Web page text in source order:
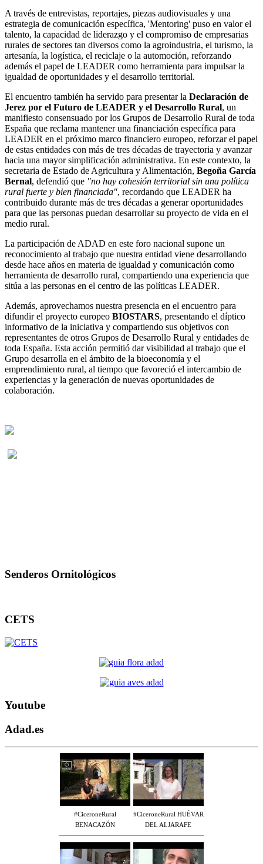
A través de entrevistas, reportajes, piezas audiovisuales y una
estrategia de comunicación específica, 'Mentoring' puso en valor el
talento, la capacidad de liderazgo y el compromiso de empresarias
rurales de sectores tan diversos como la agroindustria, el turismo, la
artesanía, la logística, el reciclaje o la automoción, reforzando
además el papel de LEADER como herramienta para impulsar la
igualdad de oportunidades y el desarrollo territorial.
El encuentro también ha servido para presentar la Declaración de
Jerez por el Futuro de LEADER y el Desarrollo Rural, un
manifiesto consensuado por los Grupos de Desarrollo Rural de toda
España que reclama mantener una financiación específica para
LEADER en el próximo marco financiero europeo, reforzar el papel
de estas entidades con más de tres décadas de trayectoria y avanzar
hacia una mayor simplificación administrativa. En este contexto, la
secretaria de Estado de Agricultura y Alimentación, Begoña García
Bernal, defendió que "no hay cohesión territorial sin una política
rural fuerte y bien financiada", recordando que LEADER ha
contribuido durante más de tres décadas a generar oportunidades
para que las personas puedan desarrollar su proyecto de vida en el
medio rural.
La participación de ADAD en este foro nacional supone un
reconocimiento al trabajo que nuestra entidad viene desarrollando
desde hace años en materia de igualdad y comunicación como
herramienta de desarrollo rural, compartiendo una experiencia que
sitúa a las personas en el centro de las políticas LEADER.
Además, aprovechamos nuestra presencia en el encuentro para
difundir el proyecto europeo BIOSTARS, presentando el díptico
informativo de la iniciativa y compartiendo sus objetivos con
representantes de otros Grupos de Desarrollo Rural y entidades de
toda España. Esta acción permitió dar visibilidad al trabajo que el
Grupo desarrolla en el ámbito de la bioeconomía y el
emprendimiento rural, al tiempo que favoreció el intercambio de
experiencias y la generación de nuevas oportunidades de
colaboración.
Senderos Ornitológicos
CETS
Youtube
Adad.es
#CiceroneRural
BENACAZÓN
#CiceroneRural HUÉVAR
DEL ALJARAFE